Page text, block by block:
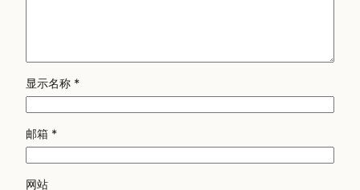
显示名称 *
邮箱 *
网站